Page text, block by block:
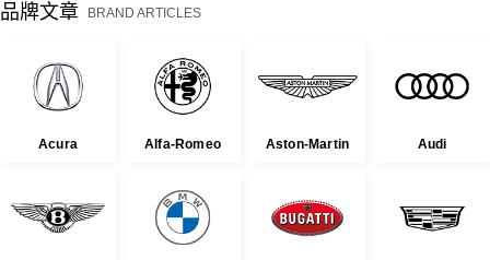
品牌文章 BRAND ARTICLES
Acura Alfa-Romeo Aston-Martin Audi